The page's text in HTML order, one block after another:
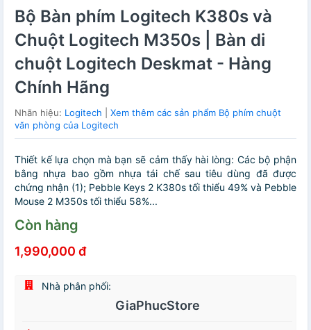
Bộ Bàn phím Logitech K380s và
Chuột Logitech M350s | Bàn di
chuột Logitech Deskmat - Hàng
Chính Hãng
Nhãn hiệu: Logitech
Xem thêm các sản phẩm Bộ phím chuột
văn phòng của Logitech
Thiết kế lựa chọn mà bạn sẽ cảm thấy hài lòng: Các bộ phận
bằng nhựa bao gồm nhựa tái chế sau tiêu dùng đã được
chứng nhận (1); Pebble Keys 2 K380s tối thiểu 49% và Pebble
Mouse 2 M350s tối thiểu 58%...
Còn hàng
1,990,000 đ
Nhà phân phối:
GiaPhucStore